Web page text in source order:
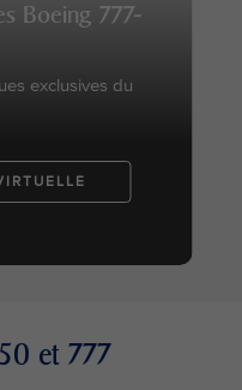
Boeing 777-
exclusives du
et 777